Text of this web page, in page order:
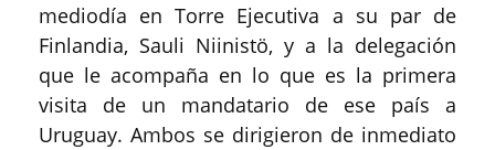
mediodía en Torre Ejecutiva a su par de
Finlandia, Sauli Niinistö, y a la delegación
que le acompaña en lo que es la primera
visita de un mandatario de ese país a
Uruguay. Ambos se dirigieron de inmediato